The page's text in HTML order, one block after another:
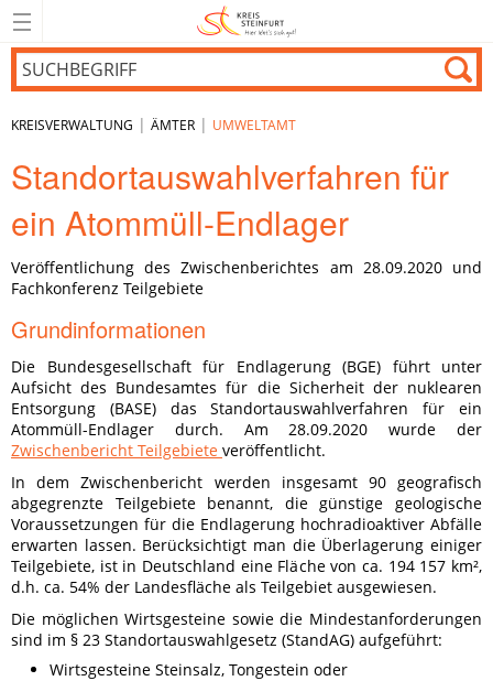
KREISVERWALTUNG | ÄMTER | UMWELTAMT
Standortauswahlverfahren für
ein Atommüll-Endlager
Veröffentlichung des Zwischenberichtes am 28.09.2020 und
Fachkonferenz Teilgebiete
Grundinformationen
Die Bundesgesellschaft für Endlagerung (BGE) führt unter
Aufsicht des Bundesamtes für die Sicherheit der nuklearen
Entsorgung (BASE) das Standortauswahlverfahren für ein
Atommüll-Endlager durch. Am 28.09.2020 wurde der
Zwischenbericht Teilgebiete veröffentlicht.
In dem Zwischenbericht werden insgesamt 90 geografisch
abgegrenzte Teilgebiete benannt, die günstige geologische
Voraussetzungen für die Endlagerung hochradioaktiver Abfälle
erwarten lassen. Berücksichtigt man die Überlagerung einiger
Teilgebiete, ist in Deutschland eine Fläche von ca. 194 157 km²,
d.h. ca. 54% der Landesfläche als Teilgebiet ausgewiesen.
Die möglichen Wirtsgesteine sowie die Mindestanforderungen
sind im § 23 Standortauswahlgesetz (StandAG) aufgeführt:
Wirtsgesteine Steinsalz, Tongestein oder